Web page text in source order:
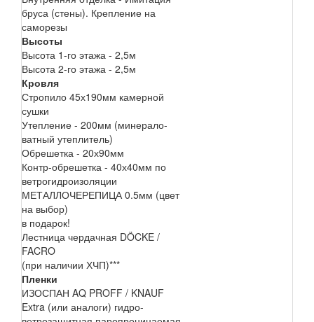
бруса (стены). Крепление на
саморезы
Высоты
Высота 1-го этажа - 2,5м
Высота 2-го этажа - 2,5м
Кровля
Стропило 45х190мм камерной
сушки
Утепление - 200мм (минерало-
ватный утеплитель)
Обрешетка - 20х90мм
Контр-обрешетка - 40х40мм по
ветрогидроизоляции
МЕТАЛЛОЧЕРЕПИЦА 0.5мм (цвет
на выбор)
в подарок!
Лестница чердачная DÖCKE /
FACRO
(при наличии ХЧП)***
Пленки
ИЗОСПАН AQ PROFF / KNAUF
Extra (или аналоги) гидро-